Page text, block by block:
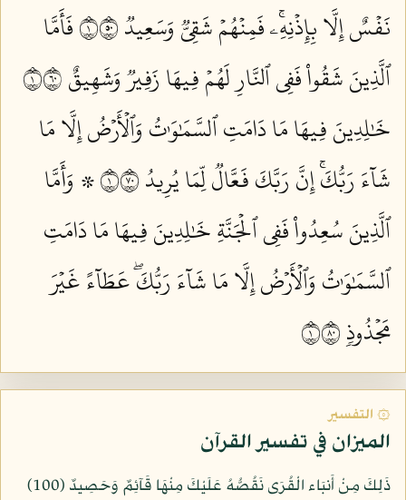
نَفۡسٌ إِلَّا بِإِذۡنِهِۦۚ فَمِنۡهُمۡ شَقِيّٞ وَسَعِيدٞ ١٠٥
فَأَمَّا
ٱلَّذِينَ شَقُواْ فَفِي ٱلنَّارِ لَهُمۡ فِيهَا زَفِيرٞ وَشَهِيقٌ ١٠٦
خَٰلِدِينَ فِيهَا مَا دَامَتِ ٱلسَّمَٰوَٰتُ وَٱلۡأَرۡضُ إِلَّا مَا
شَآءَ رَبُّكَۚ إِنَّ رَبَّكَ فَعَّالٞ لِّمَا يُرِيدُ ١٠٧
۞ وَأَمَّا
ٱلَّذِينَ سُعِدُواْ فَفِي ٱلۡجَنَّةِ خَٰلِدِينَ فِيهَا مَا دَامَتِ
ٱلسَّمَٰوَٰتُ وَٱلۡأَرۡضُ إِلَّا مَا شَآءَ رَبُّكَۖ عَطَآءً غَيۡرَ
مَجۡذُوذٖ ١٠٨
۞ التفسير
الميزان في تفسير القرآن
ذَلِكَ مِنْ أَنبَاء الْقُرَى نَقُصُّهُ عَلَيْكَ مِنْهَا قَآئِمٌ وَحَصِيدٌ (100)